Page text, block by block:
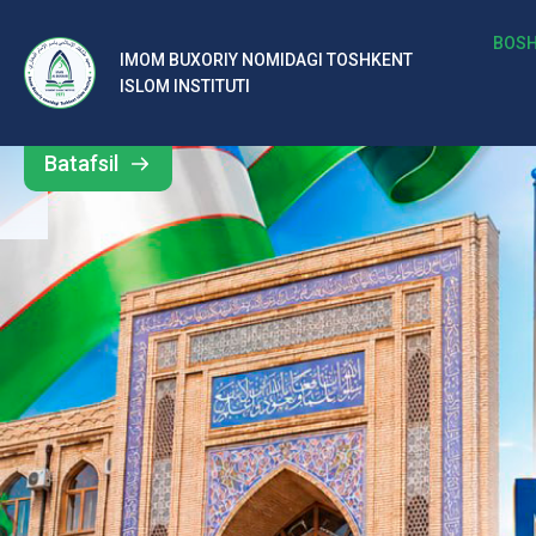
IMOM BUXORIY NOMIDAGI TOSHKENT
ISLOM INSTITUTI
b
al
ar
o‘
rt
a
si
d
Barcha
yangiliklar
Batafsil